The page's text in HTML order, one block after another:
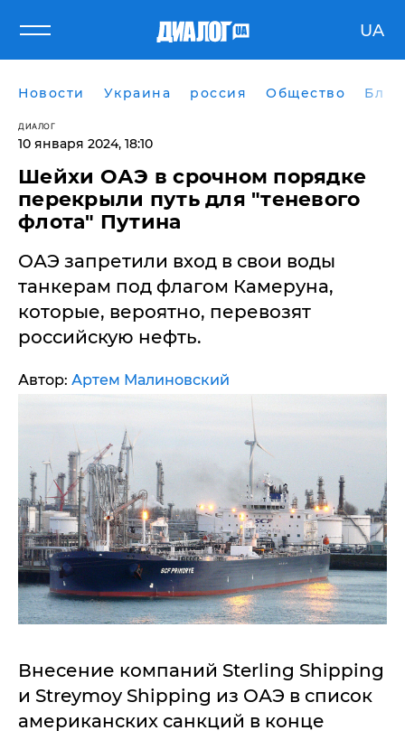
UA
Новости Украина россия Общество
ДИАЛОГ
10 января 2024, 18:10
Шейхи ОАЭ в срочном порядке
перекрыли путь для "теневого
флота" Путина
ОАЭ запретили вход в свои воды
танкерам под флагом Камеруна,
которые, вероятно, перевозят
российскую нефть.
Автор: Артем Малиновский
Внесение компаний Sterling Shipping
и Streymoy Shipping из ОАЭ в список
американских санкций в конце